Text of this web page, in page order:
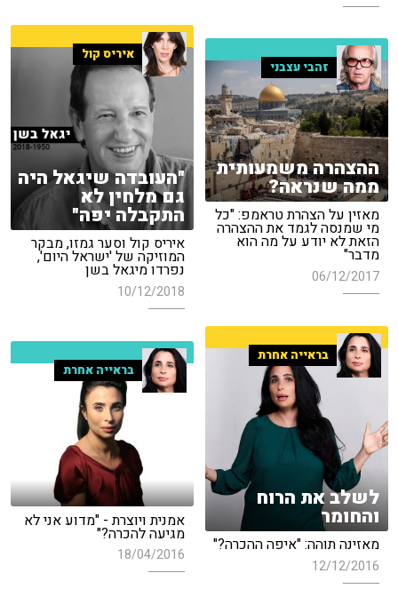
איריס קול
"העובדה שיגאל היה
גם מלחין לא
התקבלה יפה"
איריס קול וסער גמזו, מבקר
המוזיקה של 'ישראל היום',
נפרדו מיגאל בשן
10/12/2018
זהבי עצבני
ההצהרה משמעותית
ממה שנראה?
מאזין על הצהרת טראמפ: "כל
מי שמנסה לגמד את ההצהרה
הזאת לא יודע על מה הוא
מדבר"
06/12/2017
בראייה אחרת
לשלב את הרוח
והחומר
מאזינה תוהה: "איפה ההכרה?"
12/12/2016
בראייה אחרת
אמנית ויוצרת - "מדוע אני לא
מגיעה להכרה?"
18/04/2016